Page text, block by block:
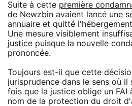
Suite à cette première
de Newzbin avaient lancé une
annuaire et quitté
Une mesure visiblement
justice puisque la nouvelle
prononcée.
Toujours est-il que cette
jurisprudence dans le sens où
fois que la justice oblige un FAI
nom de la protection du droit